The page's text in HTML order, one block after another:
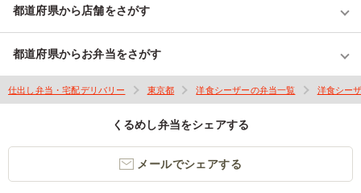
都道府県から店舗をさがす
都道府県からお弁当をさがす
仕出し弁当・宅配デリバリー 東京都 洋食シーザーの弁当一覧 洋食シー
くるめし弁当をシェアする
メールでシェアする